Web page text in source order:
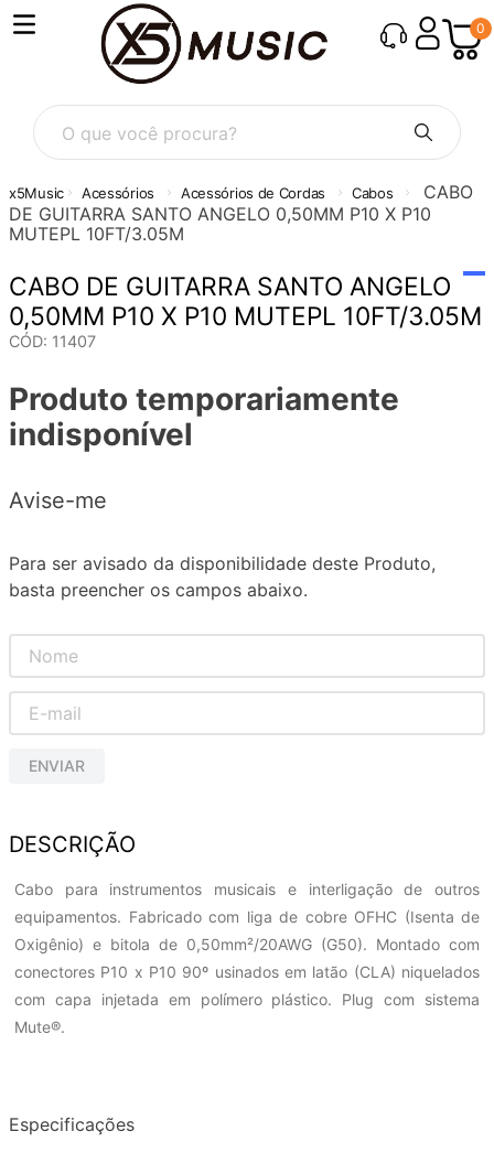
0
O que você procura?
Acessórios Acessórios de Cordas Cabos
CABO
DE GUITARRA SANTO ANGELO 0,50MM P10 X P10
MUTEPL 10FT/3.05M
CABO DE GUITARRA SANTO ANGELO
0,50MM P10 X P10 MUTEPL 10FT/3.05M
CÓD: 11407
Produto temporariamente
indisponível
Avise-me
Para ser avisado da disponibilidade deste Produto,
basta preencher os campos abaixo.
ENVIAR
DESCRIÇÃO
Cabo para instrumentos musicais e interligação de outros
equipamentos. Fabricado com liga de cobre OFHC (Isenta de
Oxigênio) e bitola de 0,50mm²/20AWG (G50). Montado com
conectores P10 x P10 90º usinados em latão (CLA) niquelados
com capa injetada em polímero plástico. Plug com sistema
Mute®.
Especificações